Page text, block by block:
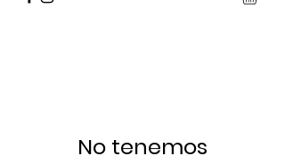
No tenemos